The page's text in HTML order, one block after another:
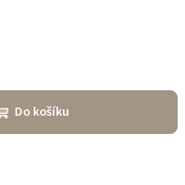
Do košíku